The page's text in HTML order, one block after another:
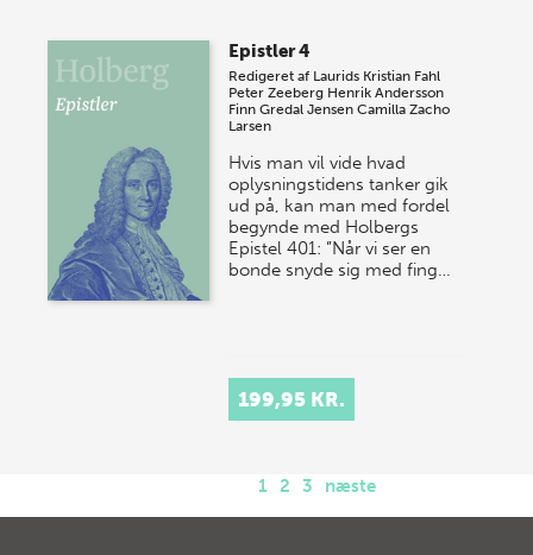
Epistler 4
Redigeret af Laurids Kristian Fahl
Peter Zeeberg Henrik Andersson
Finn Gredal Jensen Camilla Zacho
Larsen
Hvis man vil vide hvad
oplysningstidens tanker gik
ud på, kan man med fordel
begynde med Holbergs
Epistel 401: ”Når vi ser en
bonde snyde sig med fing…
199,95 KR.
1 2 3 næste